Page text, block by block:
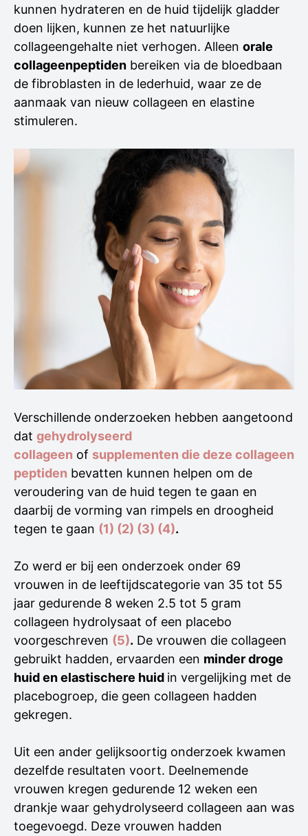
kunnen hydrateren en de huid tijdelijk gladder
doen lijken, kunnen ze het natuurlijke
collageengehalte niet verhogen. Alleen orale
collageenpeptiden bereiken via de bloedbaan
de fibroblasten in de lederhuid, waar ze de
aanmaak van nieuw collageen en elastine
stimuleren.
Verschillende onderzoeken hebben aangetoond
dat gehydrolyseerd
collageen of supplementen die deze collageen
peptiden bevatten kunnen helpen om de
veroudering van de huid tegen te gaan en
daarbij de vorming van rimpels en droogheid
tegen te gaan (1) (2) (3) (4).
Zo werd er bij een onderzoek onder 69
vrouwen in de leeftijdscategorie van 35 tot 55
jaar gedurende 8 weken 2.5 tot 5 gram
collageen hydrolysaat of een placebo
voorgeschreven (5). De vrouwen die collageen
gebruikt hadden, ervaarden een minder droge
huid en elastischere huid in vergelijking met de
placebogroep, die geen collageen hadden
gekregen.
Uit een ander gelijksoortig onderzoek kwamen
dezelfde resultaten voort. Deelnemende
vrouwen kregen gedurende 12 weken een
drankje waar gehydrolyseerd collageen aan was
toegevoegd. Deze vrouwen hadden